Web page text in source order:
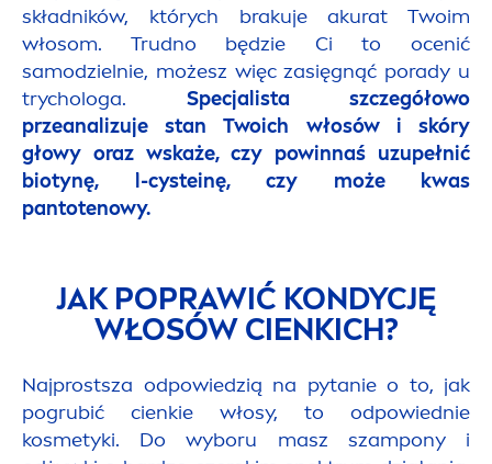
składników, których brakuje akurat Twoim
włosom. Trudno będzie Ci to ocenić
samodzielnie, możesz więc zasięgnąć porady u
trychologa. Specjalista szczegółowo
przeanalizuje stan Twoich włosów i skóry
głowy oraz wskaże, czy powinnaś uzupełnić
biotynę, l-cysteinę, czy może kwas
pantotenowy.
JAK POPRAWIĆ KONDYCJĘ
WŁOSÓW CIENKICH?
Najprostsza odpowiedzią na pytanie o to, jak
pogrubić cienkie włosy, to odpowiednie
kosmetyki. Do wyboru masz szampony i